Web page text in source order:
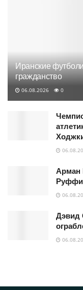
Иранские
гражданство
06.08.2026 0
Арман
Руффи
Дэвид